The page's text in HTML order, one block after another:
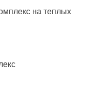
на теплых